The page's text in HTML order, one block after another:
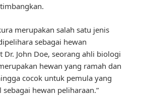
merupakan salah satu jenis
sebagai hewan
Dr. John Doe, seorang ahli biologi
hewan yang ramah dan
cocok untuk pemula yang
hewan peliharaan.”